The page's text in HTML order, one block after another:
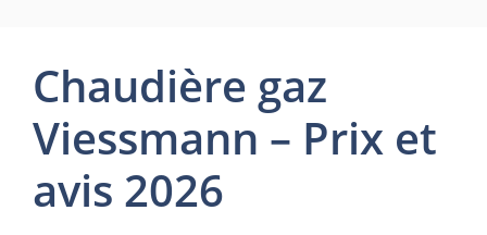
Chaudière gaz
Viessmann – Prix et
avis 2026